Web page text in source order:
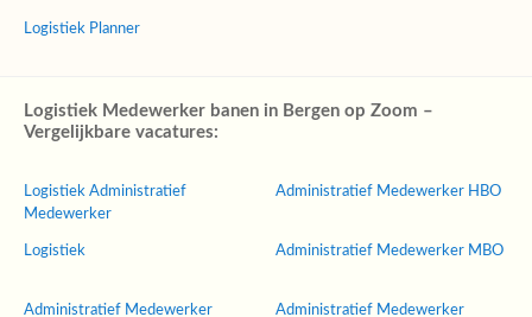
Logistiek Planner
Logistiek Medewerker banen in Bergen op Zoom –
Vergelijkbare vacatures:
Logistiek Administratief
Medewerker
Logistiek
Administratief Medewerker
Administratief Medewerker HBO
Administratief Medewerker MBO
Administratief Medewerker